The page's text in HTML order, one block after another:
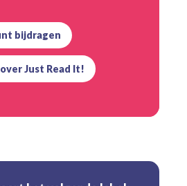
bijdragen
Just Read It!